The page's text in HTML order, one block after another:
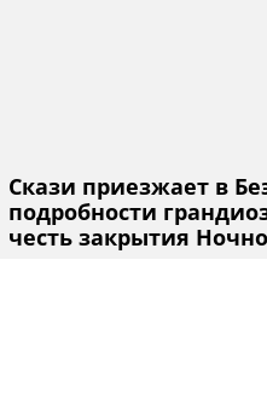
Скази приезжает в
подробности
честь закрытия